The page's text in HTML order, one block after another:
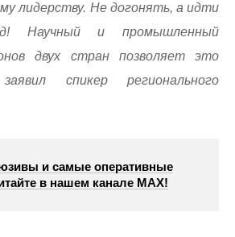
лидерству. Не догонять, а идти
Научный и промышленный
двух стран позволяет это
спикер регионального
и самые оперативные
в нашем канале МАХ!